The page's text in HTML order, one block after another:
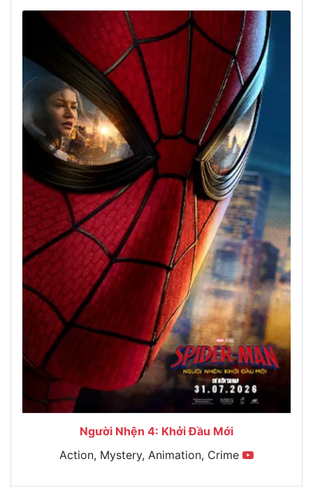
Người Nhện 4: Khởi Đầu Mới
Action, Mystery, Animation, Crime